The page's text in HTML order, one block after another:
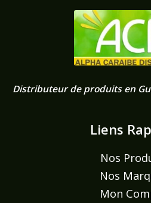
Distributeur de produits en
Liens
Nos
Nos
Mon